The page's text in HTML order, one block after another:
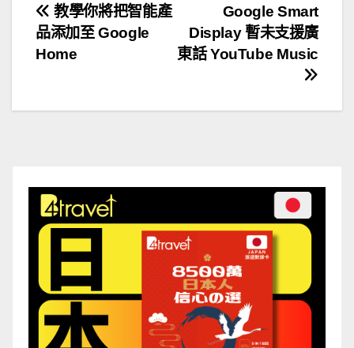
文
章
覽
Google Smart
Display 暫未支援廣
東話 YouTube Music
教學你將把智能產
品添加至 Google
Home